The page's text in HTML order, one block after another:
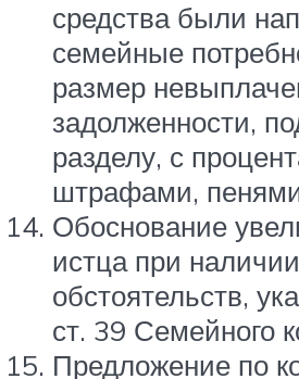
средства были
семейные
размер
задолженности,
разделу, с
штрафами,
Обоснование
истца при наличии
обстоятельств,
ст. 39 Семейного
Предложение по